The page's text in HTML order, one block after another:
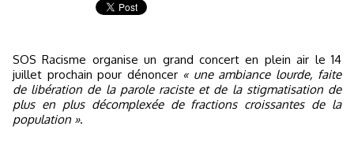
SOS Racisme organise un grand concert en plein air le 14
juillet prochain pour dénoncer « une ambiance lourde, faite
de libération de la parole raciste et de la stigmatisation de
plus en plus décomplexée de fractions croissantes de la
population ».